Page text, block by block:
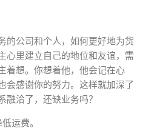
的公司和个人，如何更好地为货
心里建立自己的地位和友谊，需
着想。你想着他，他会记在心
会感谢你的努力。这样就加深了
融洽了，还缺业务吗？
运费。